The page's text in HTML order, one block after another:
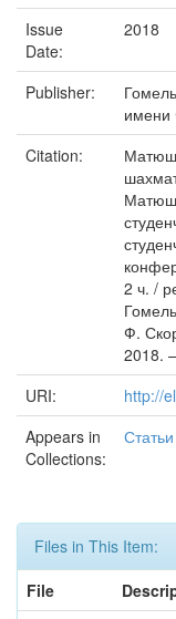
Issue
Date:
2018
Publisher:
имени
Citation:
2 ч. /
Ф.
2018.
URI:
http://
Appears in
Collections:
Статьи
Files in This Item:
File